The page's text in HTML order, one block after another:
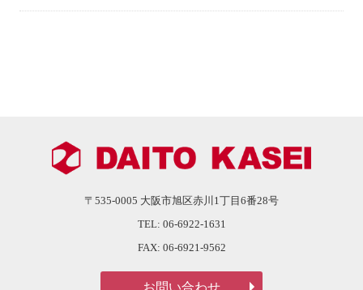
〒535-0005 大阪市旭区赤川1丁目6番28号
TEL: 06-6922-1631
FAX: 06-6921-9562